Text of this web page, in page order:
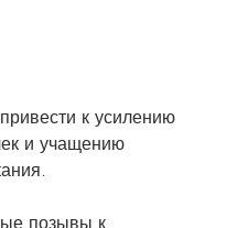
и учащению
позывы к